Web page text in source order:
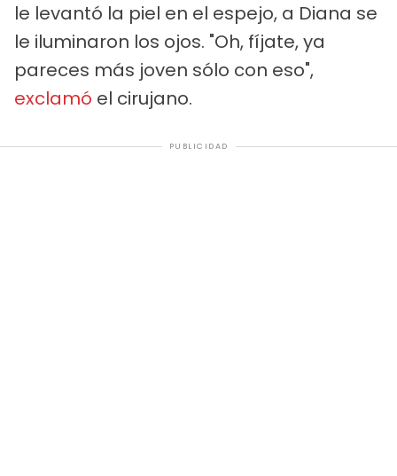
le levantó la piel en el espejo, a Diana se
le iluminaron los ojos. "Oh, fíjate, ya
pareces más joven sólo con eso",
exclamó el cirujano.
PUBLICIDAD